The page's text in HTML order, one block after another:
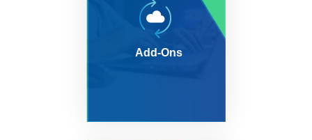
Add-Ons